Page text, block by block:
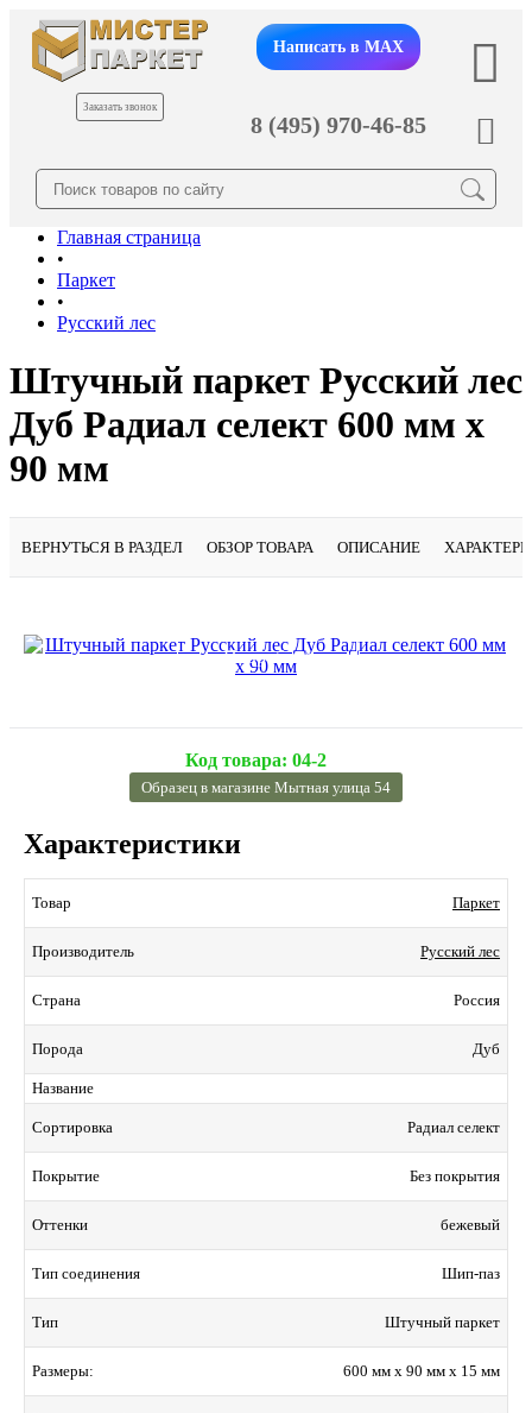
Заказать звонок
Написать в MAX
8 (495) 970-46-85
Главная страница
•
Паркет
•
Русский лес
Штучный паркет Русский лес
Дуб Радиал cелект 600 мм х
90 мм
ВЕРНУТЬСЯ В РАЗДЕЛ ОБЗОР ТОВАРА ОПИСАНИЕ
Подробнее
Код товара: 04-2
Образец в магазине Мытная улица 54
Характеристики
Товар Паркет
Производитель Русский лес
Страна Россия
Порода Дуб
Название
Сортировка Радиал cелект
Покрытие Без покрытия
Оттенки бежевый
Тип соединения Шип-паз
Тип Штучный паркет
Размеры: 600 мм x 90 мм x 15 мм